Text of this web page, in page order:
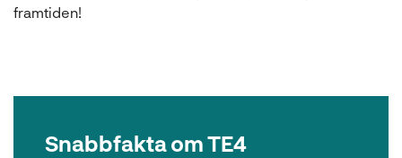
framtiden!
Snabbfakta om TE4